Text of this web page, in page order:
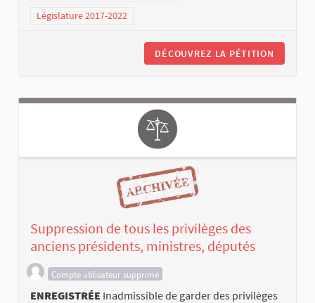
Législature 2017-2022
DÉCOUVREZ LA PÉTITION
Suppression de tous les privilèges des
anciens présidents, ministres, députés
Compte utilisateur supprimé
ENREGISTRÉE Inadmissible de garder des privilèges